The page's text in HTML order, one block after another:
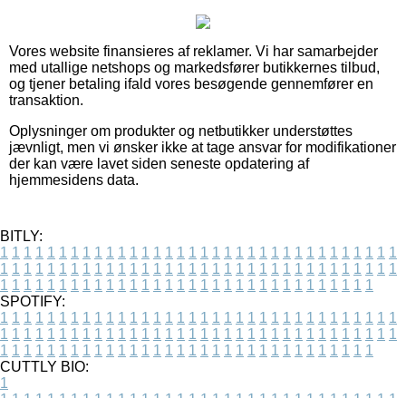
Vores website finansieres af reklamer. Vi har samarbejder
med utallige netshops og markedsfører butikkernes tilbud,
og tjener betaling ifald vores besøgende gennemfører en
transaktion.
Oplysninger om produkter og netbutikker understøttes
jævnligt, men vi ønsker ikke at tage ansvar for modifikationer
der kan være lavet siden seneste opdatering af
hjemmesidens data.
BITLY:
1 1 1 1 1 1 1 1 1 1 1 1 1 1 1 1 1 1 1 1 1 1 1 1 1 1 1 1 1 1 1 1 1 1
1 1 1 1 1 1 1 1 1 1 1 1 1 1 1 1 1 1 1 1 1 1 1 1 1 1 1 1 1 1 1 1 1 1
1 1 1 1 1 1 1 1 1 1 1 1 1 1 1 1 1 1 1 1 1 1 1 1 1 1 1 1 1 1 1 1
SPOTIFY:
1 1 1 1 1 1 1 1 1 1 1 1 1 1 1 1 1 1 1 1 1 1 1 1 1 1 1 1 1 1 1 1 1 1
1 1 1 1 1 1 1 1 1 1 1 1 1 1 1 1 1 1 1 1 1 1 1 1 1 1 1 1 1 1 1 1 1 1
1 1 1 1 1 1 1 1 1 1 1 1 1 1 1 1 1 1 1 1 1 1 1 1 1 1 1 1 1 1 1 1
CUTTLY BIO:
1